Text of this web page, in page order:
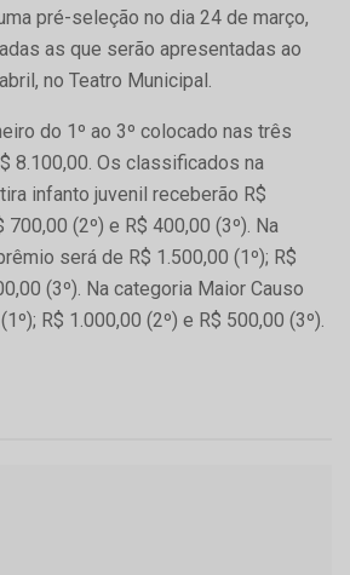
pré-seleção no dia 24 de março,
as que serão apresentadas ao
no Teatro Municipal.
do 1º ao 3º colocado nas três
8.100,00. Os classificados na
infanto juvenil receberão R$
700,00 (2º) e R$ 400,00 (3º). Na
será de R$ 1.500,00 (1º); R$
(3º). Na categoria Maior Causo
R$ 1.000,00 (2º) e R$ 500,00 (3º).